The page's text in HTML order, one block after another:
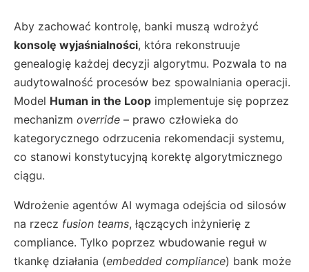
Aby zachować kontrolę, banki muszą wdrożyć
konsolę wyjaśnialności, która rekonstruuje
genealogię każdej decyzji algorytmu. Pozwala to na
audytowalność procesów bez spowalniania operacji.
Model Human in the Loop implementuje się poprzez
mechanizm override – prawo człowieka do
kategorycznego odrzucenia rekomendacji systemu,
co stanowi konstytucyjną korektę algorytmicznego
ciągu.
Wdrożenie agentów AI wymaga odejścia od silosów
na rzecz fusion teams, łączących inżynierię z
compliance. Tylko poprzez wbudowanie reguł w
tkankę działania (embedded compliance) bank może